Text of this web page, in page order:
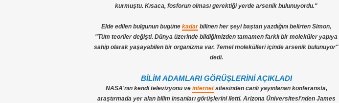
kurmuştu. Kısaca, fosforun olması gerektiği yerde arsenik bulunuyordu."
Elde edilen bulgunun bugüne kadarbilinen her şeyi baştan yazdığını belirten Simon,
"Tüm teoriler değişti. Dünya üzerinde bildiğimizden tamamen farklı bir moleküler yapıya
sahip olarak yaşayabilen bir organizma var. Temel molekülleri içinde arsenik bulunuyor"
dedi.
BİLİM ADAMLARI GÖRÜŞLERİNİ AÇIKLADI
NASA'nın kendi televizyonu ve internetsitesinden canlı yayınlanan konferansta,
araştırmada yer alan bilim insanları görüşlerini iletti. Arizona Üniversitesi'nden James